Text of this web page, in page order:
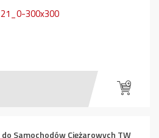
Samochodów Ciężarowych TW